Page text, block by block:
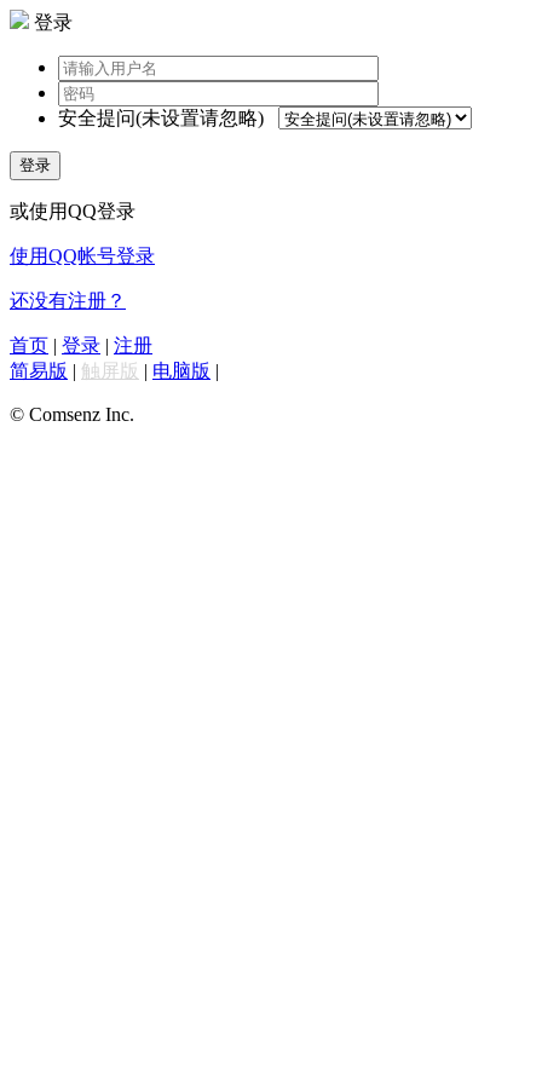
登录
安全提问(未设置请忽略)
登录
或使用QQ登录
使用QQ帐号登录
还没有注册？
首页 | 登录 | 注册
简易版 | 触屏版 | 电脑版 |
© Comsenz Inc.